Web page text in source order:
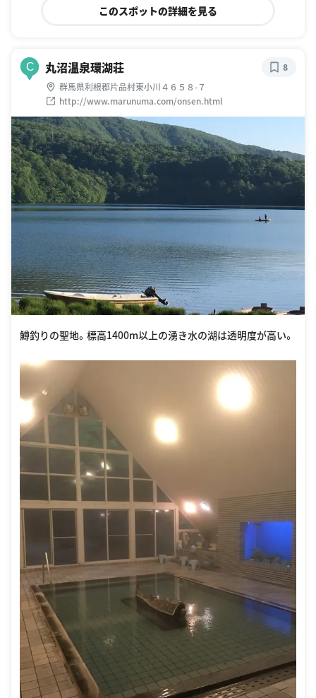
このスポットの詳細を見る
C 丸沼温泉環湖荘
群馬県利根郡片品村東小川４６５８-７
http://www.marunuma.com/onsen.html
8
鱒釣りの聖地。標高1400m以上の湧き水の湖は透明度が高い。